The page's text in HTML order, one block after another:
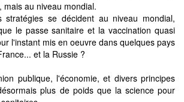
mais au niveau mondial.
se décident au niveau mondial,
le passe sanitaire et la vaccination quasi
l'instant mis en oeuvre dans quelques pays
et la Russie ?
publique, l'économie, et divers principes
plus de poids que la science pour